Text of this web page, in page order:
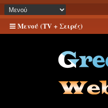
Μενού (TV + Σειρές)